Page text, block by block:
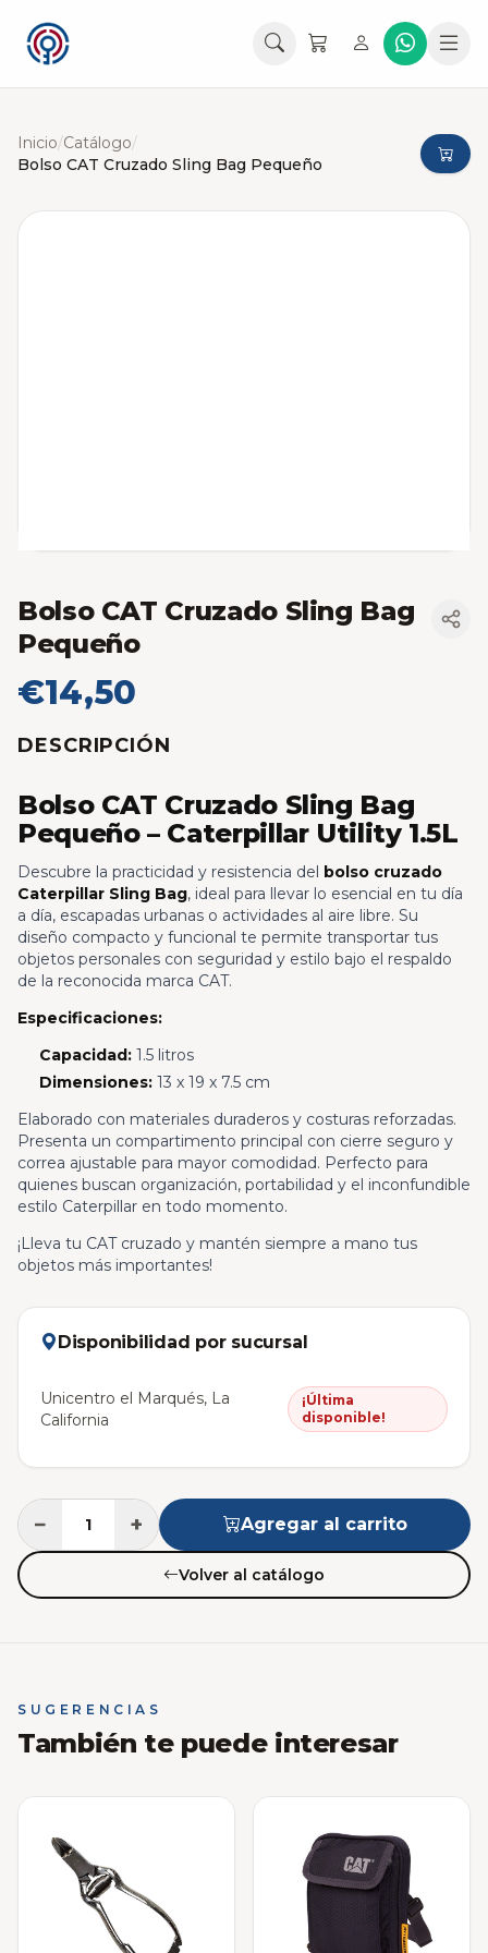
Inicio/Catálogo/
Bolso CAT Cruzado Sling Bag Pequeño
Bolso CAT Cruzado Sling Bag
Pequeño
€14,50
DESCRIPCIÓN
Bolso CAT Cruzado Sling Bag
Pequeño – Caterpillar Utility 1.5L
Descubre la practicidad y resistencia del bolso cruzado
Caterpillar Sling Bag, ideal para llevar lo esencial en tu día
a día, escapadas urbanas o actividades al aire libre. Su
diseño compacto y funcional te permite transportar tus
objetos personales con seguridad y estilo bajo el respaldo
de la reconocida marca CAT.
Especificaciones:
Capacidad:1.5 litros
Dimensiones:13 x 19 x 7.5 cm
Elaborado con materiales duraderos y costuras reforzadas.
Presenta un compartimento principal con cierre seguro y
correa ajustable para mayor comodidad. Perfecto para
quienes buscan organización, portabilidad y el inconfundible
estilo Caterpillar en todo momento.
¡Lleva tu CAT cruzado y mantén siempre a mano tus
objetos más importantes!
Disponibilidad por sucursal
Unicentro el Marqués, La
California
¡Última
disponible!
− + Agregar al carrito
Volver al catálogo
SUGERENCIAS
También te puede interesar